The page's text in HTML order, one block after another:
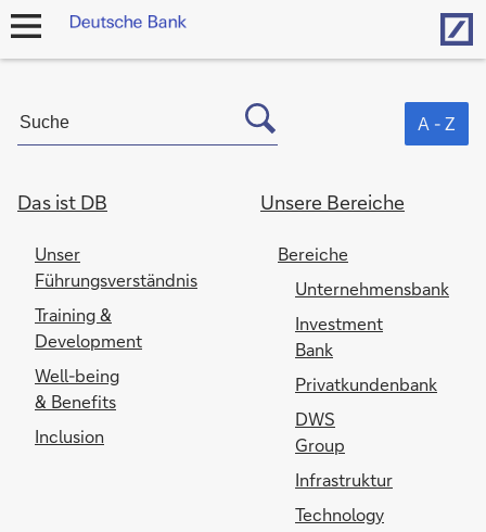
Navigation
A - Z
Das ist DB
Unser
Führungsverständnis
Training &
Development
Well-being
& Benefits
Inclusion
Unsere Bereiche
Bereiche
Unternehmensbank
Investment
Bank
Privatkundenbank
DWS
Group
Infrastruktur
Technology